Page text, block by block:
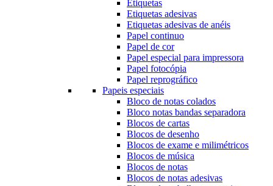
Etiquetas
Etiquetas adesivas
Etiquetas adesivas de anéis
Papel continuo
Papel de cor
Papel especial para impressora
Papel fotocópia
Papel reprográfico
Papeis especiais
Bloco de notas colados
Bloco notas bandas separadora
Blocos de cartas
Blocos de desenho
Blocos de exame e milimétricos
Blocos de música
Blocos de notas
Blocos de notas adesivas